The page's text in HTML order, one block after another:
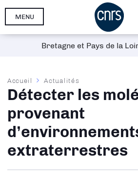
Aller
MENU
Fil
d'Ariane
Accueil Actualités
Détecter les
provenant
extraterrestres